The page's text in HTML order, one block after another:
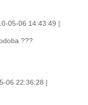
05-06 14:43:49 |
???
06 22:36:28 |